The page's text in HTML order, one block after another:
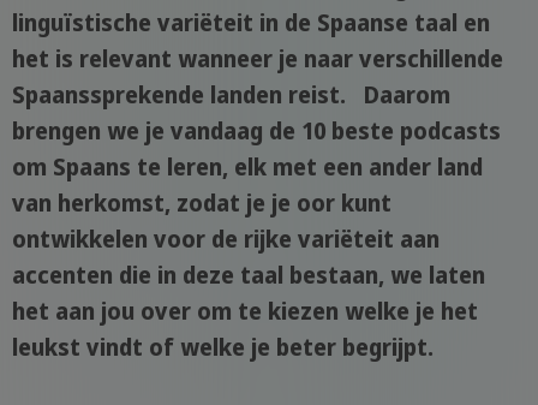
linguïstische variëteit in de Spaanse taal en
het is relevant wanneer je naar verschillende
Spaanssprekende landen reist. Daarom
brengen we je vandaag de 10 beste podcasts
om Spaans te leren, elk met een ander land
van herkomst, zodat je je oor kunt
ontwikkelen voor de rijke variëteit aan
accenten die in deze taal bestaan, we laten
het aan jou over om te kiezen welke je het
leukst vindt of welke je beter begrijpt.